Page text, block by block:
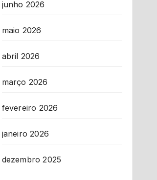
junho 2026
maio 2026
abril 2026
março 2026
fevereiro 2026
janeiro 2026
dezembro 2025